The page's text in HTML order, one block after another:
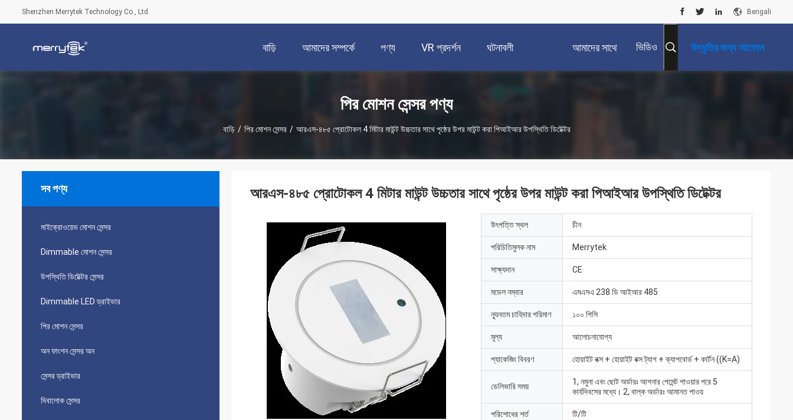
Shenzhen Merrytek Technology Co., Ltd. Bengali
বাড়ি আমাদের সম্পর্কে পণ্য VR প্রদর্শন ঘটনাবলী আমাদের সাথে ভিডিও উদ্ধৃতির জন্য আবেদন
পির মোশন সেন্সর পণ্য
বাড়ি / পির মোশন সেন্সর / আরএস-৪৮৫ প্রোটোকল 4 মিটার মাউন্ট উচ্চতার সাথে পৃষ্ঠের উপর মাউন্ট করা পিআইআর উপস্থিতি ডিটেক্টর
সব পণ্য
মাইক্রোওয়েভ মোশন সেন্সর
Dimmable মোশন সেন্সর
উপস্থিতি ডিটেক্টর সেন্সর
Dimmable LED ড্রাইভার
পির মোশন সেন্সর
অন ​​ফাংশন সেন্সর অন
সেন্সর ড্রাইভার
দিবালোক সেন্সর
আরএস-৪৮৫ প্রোটোকল 4 মিটার মাউন্ট উচ্চতার সাথে পৃষ্ঠের উপর মাউন্ট করা পিআইআর উপস্থিতি ডিটেক্টর
উৎপত্তি স্থল চীন
পরিচিতিমুলক নাম Merrytek
সাক্ষ্যদান CE
মডেল নম্বার এমএসএ 238 ডি আইআর 485
ন্যূনতম চাহিদার পরিমাণ ১০০ পিসি
মূল্য আলোচনাযোগ্য
প্যাকেজিং বিবরণ হোয়াইট বক্স + হোয়াইট বক্স ট্যাগ + ক্যাপবোর্ড + কার্টন ((K=A)
ডেলিভারি সময়
1, নমুনা এবং ছোট অর্ডারঃ আপনার পেমেন্ট পাওয়ার পরে 5
কার্যদিবসের মধ্যে। 2, বাল্ক অর্ডারঃ আমানত পাওয়
পরিশোধের শর্ত টি/টি